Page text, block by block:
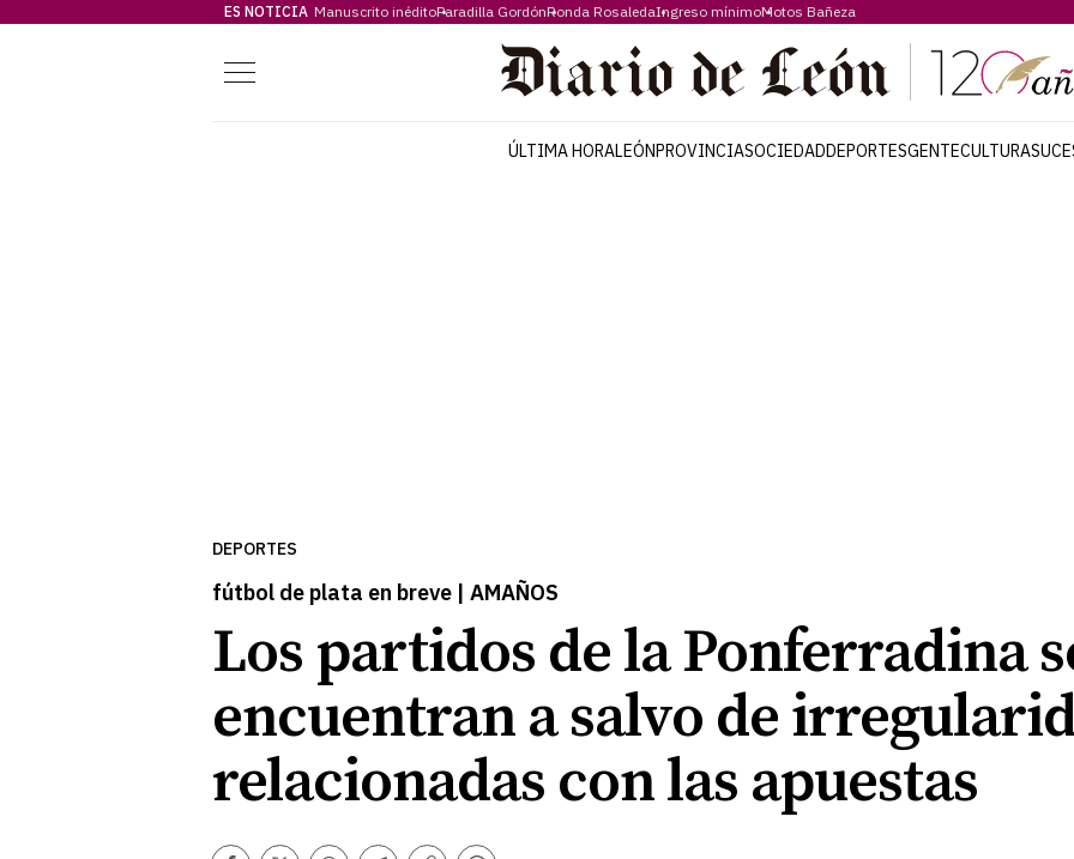
ES NOTICIA Manuscrito inéditoParadilla GordónRonda RosaledaIngreso mínimoMotos Bañeza
Menú
ÚLTIMA HORALEÓNPROVINCIASOCIEDADDEPORTESGENTECULTURA
DEPORTES
fútbol de plata en breve | AMAÑOS
Los partidos de la Ponferradina
encuentran a salvo de
relacionadas con las apuestas